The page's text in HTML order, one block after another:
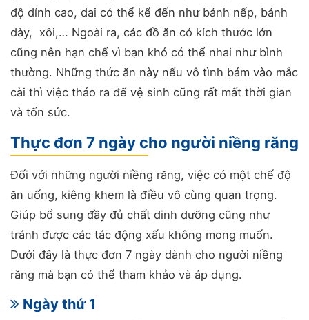
độ dính cao, dai có thể kể đến như bánh nếp, bánh
dày, xôi,… Ngoài ra, các đồ ăn có kích thước lớn
cũng nên hạn chế vì bạn khó có thể nhai như bình
thường. Những thức ăn này nếu vô tình bám vào mắc
cài thì việc tháo ra để vệ sinh cũng rất mất thời gian
và tốn sức.
Thực đơn 7 ngày cho người niềng răng
Đối với những người niềng răng, việc có một chế độ
ăn uống, kiêng khem là điều vô cùng quan trọng.
Giúp bổ sung đầy đủ chất dinh dưỡng cũng như
tránh được các tác động xấu không mong muốn.
Dưới đây là thực đơn 7 ngày dành cho người niềng
răng mà bạn có thể tham khảo và áp dụng.
Ngày thứ 1